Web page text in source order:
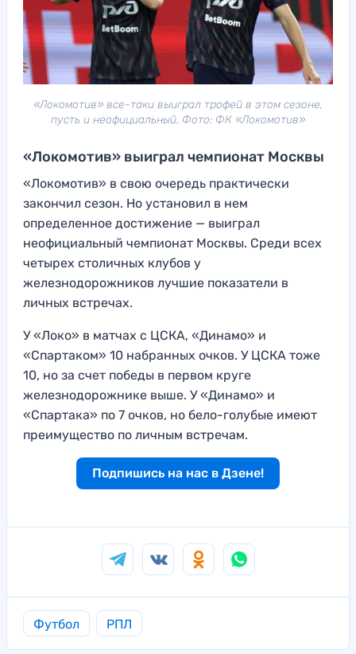
«Локомотив» все-таки выиграл трофей в этом сезоне,
пусть и неофициальный. Фото: ФК «Локомотив»
«Локомотив» выиграл чемпионат Москвы
«Локомотив» в свою очередь практически
закончил сезон. Но установил в нем
определенное достижение — выиграл
неофициальный чемпионат Москвы. Среди всех
четырех столичных клубов у
железнодорожников лучшие показатели в
личных встречах.
У «Локо» в матчах с ЦСКА, «Динамо» и
«Спартаком» 10 набранных очков. У ЦСКА тоже
10, но за счет победы в первом круге
железнодорожнике выше. У «Динамо» и
«Спартака» по 7 очков, но бело-голубые имеют
преимущество по личным встречам.
Подпишись на нас в Дзене!
Футбол РПЛ